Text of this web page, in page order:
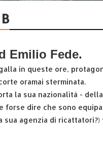
Emilio Fede.
in queste ore,
oramai sterminata.
la sua nazionalità -
forse dire che sono
agenzia di ricattatori?)